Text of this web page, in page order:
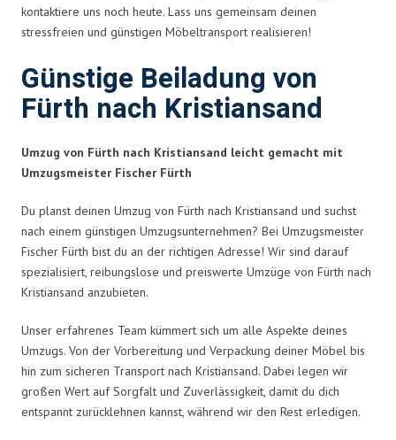
kontaktiere uns noch heute. Lass uns gemeinsam deinen
stressfreien und günstigen Möbeltransport realisieren!
Günstige Beiladung von
Fürth nach Kristiansand
Umzug von Fürth nach Kristiansand leicht gemacht mit
Umzugsmeister Fischer Fürth
Du planst deinen Umzug von Fürth nach Kristiansand und suchst
nach einem günstigen Umzugsunternehmen? Bei Umzugsmeister
Fischer Fürth bist du an der richtigen Adresse! Wir sind darauf
spezialisiert, reibungslose und preiswerte Umzüge von Fürth nach
Kristiansand anzubieten.
Unser erfahrenes Team kümmert sich um alle Aspekte deines
Umzugs. Von der Vorbereitung und Verpackung deiner Möbel bis
hin zum sicheren Transport nach Kristiansand. Dabei legen wir
großen Wert auf Sorgfalt und Zuverlässigkeit, damit du dich
entspannt zurücklehnen kannst, während wir den Rest erledigen.